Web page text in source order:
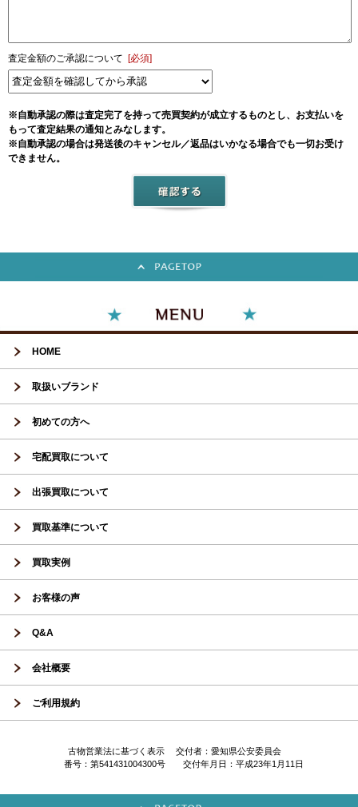
査定金額のご承認について [必須]
※自動承認の際は査定完了を持って売買契約が成立するものとし、お支払いを
もって査定結果の通知とみなします。
※自動承認の場合は発送後のキャンセル／返品はいかなる場合でも一切お受け
できません。
HOME
取扱いブランド
初めての方へ
宅配買取について
出張買取について
買取基準について
買取実例
お客様の声
Q&A
会社概要
ご利用規約
古物営業法に基づく表示 交付者：愛知県公安委員会
番号：第541431004300号 交付年月日：平成23年1月11日